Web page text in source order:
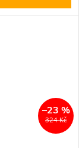
324 Kč
–23 %